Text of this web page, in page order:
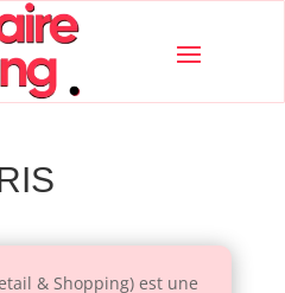
& Shopping) est une